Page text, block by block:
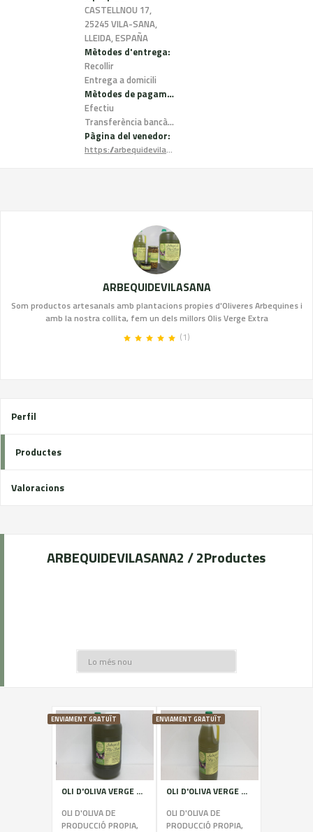
CASTELLNOU 17,
25245 VILA-SANA,
LLEIDA, ESPAÑA
Mètodes d'entrega:
Recollir
Entrega a domicili
Mètodes de pagament:
Efectiu
Transferència bancària
Pàgina del venedor:
https://arbequidevilasana.com
ARBEQUIDEVILASANA
Som productos artesanals amb plantacions propies d'Oliveres Arbequines i
amb la nostra collita, fem un dels millors Olis Verge Extra
(1)
Perfil
Productes
Valoracions
ARBEQUIDEVILASANA2 / 2Productes
ENVIAMENT GRATUÏT
OLI D'OLIVA VERGE EXTRA 100 % ARBEQUINA (5 Litres)
OLI D'OLIVA DE
PRODUCCIÓ PROPIA,
ENVIAMENT GRATUÏT
OLI D'OLIVA VERGE EXTRA 100 % ARBEQUINA (2 Litres)
OLI D'OLIVA DE
PRODUCCIÓ PROPIA,